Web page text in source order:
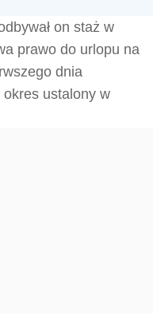
on staż w
prawo do urlopu na
dnia
ustalony w